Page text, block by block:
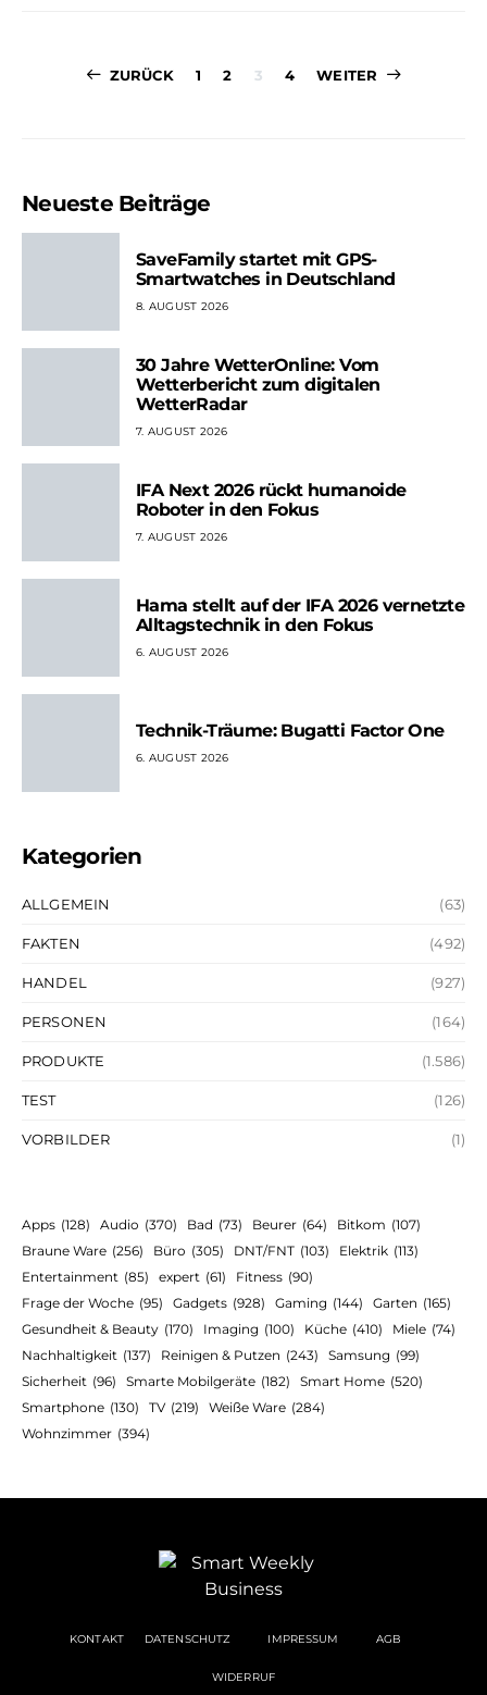
ZURÜCK 1 2 3 4 WEITER
Neueste Beiträge
SaveFamily startet mit GPS-
Smartwatches in Deutschland
8. AUGUST 2026
30 Jahre WetterOnline: Vom
Wetterbericht zum digitalen
WetterRadar
7. AUGUST 2026
IFA Next 2026 rückt humanoide
Roboter in den Fokus
7. AUGUST 2026
Hama stellt auf der IFA 2026 vernetzte
Alltagstechnik in den Fokus
6. AUGUST 2026
Technik-Träume: Bugatti Factor One
6. AUGUST 2026
Kategorien
ALLGEMEIN (63)
FAKTEN (492)
HANDEL (927)
PERSONEN (164)
PRODUKTE (1.586)
TEST (126)
VORBILDER (1)
Apps (128) Audio (370) Bad (73) Beurer (64) Bitkom (107)
Braune Ware (256) Büro (305) DNT/FNT (103) Elektrik (113)
Entertainment (85) expert (61) Fitness (90)
Frage der Woche (95) Gadgets (928) Gaming (144) Garten (165)
Gesundheit & Beauty (170) Imaging (100) Küche (410) Miele (74)
Nachhaltigkeit (137) Reinigen & Putzen (243) Samsung (99)
Sicherheit (96) Smarte Mobilgeräte (182) Smart Home (520)
Smartphone (130) TV (219) Weiße Ware (284)
Wohnzimmer (394)
KONTAKT DATENSCHUTZ IMPRESSUM AGB
WIDERRUF